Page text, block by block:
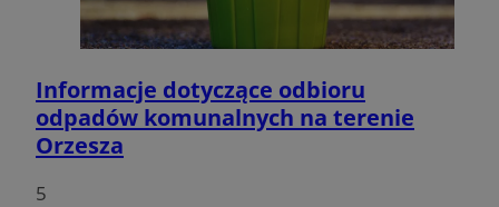
Informacje dotyczące odbioru
odpadów komunalnych na terenie
Orzesza
5